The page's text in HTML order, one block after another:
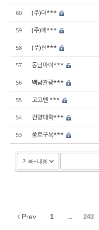
60 (주)더***
59 (주)에***
58 (주)신***
57 동남아이***
56 백남관광***
55 고고밴 ***
54 건양대학***
53 종로구복***
Prev 1 ... 243